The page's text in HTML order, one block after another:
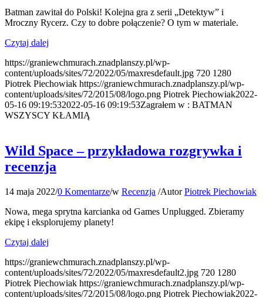
Batman zawitał do Polski! Kolejna gra z serii „Detektyw” i
Mroczny Rycerz. Czy to dobre połączenie? O tym w materiale.
Czytaj dalej
https://graniewchmurach.znadplanszy.pl/wp-
content/uploads/sites/72/2022/05/maxresdefault.jpg 720 1280
Piotrek Piechowiak https://graniewchmurach.znadplanszy.pl/wp-
content/uploads/sites/72/2015/08/logo.png Piotrek Piechowiak2022-
05-16 09:19:532022-05-16 09:19:53Zagrałem w : BATMAN
WSZYSCY KŁAMIĄ
Wild Space – przykładowa rozgrywka i
recenzja
14 maja 2022/0 Komentarze/w Recenzja /AutorPiotrek Piechowiak
Nowa, mega sprytna karcianka od Games Unplugged. Zbieramy
ekipę i eksplorujemy planety!
Czytaj dalej
https://graniewchmurach.znadplanszy.pl/wp-
content/uploads/sites/72/2022/05/maxresdefault2.jpg 720 1280
Piotrek Piechowiak https://graniewchmurach.znadplanszy.pl/wp-
content/uploads/sites/72/2015/08/logo.png Piotrek Piechowiak2022-